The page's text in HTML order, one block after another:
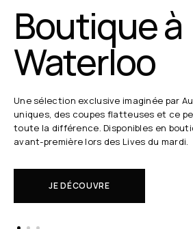
Boutique à
Waterloo
Une sélection exclusive imaginée par
uniques, des coupes flatteuses et ce
toute la différence. Disponibles en
avant-première lors des Lives du mardi.
JE DÉCOUVRE